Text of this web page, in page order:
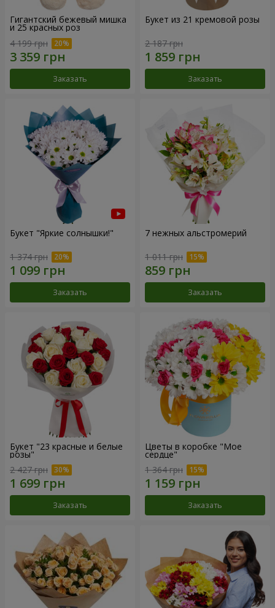
Гигантский бежевый мишка
и 25 красных роз
4 199 грн
Заказать
Букет из 21 кремовой розы
2 187 грн
Заказать
Букет "Яркие солнышки!"
1 374 грн
Заказать
7 нежных альстромерий
1 011 грн
Заказать
Букет "23 красные и белые
розы"
2 427 грн
Заказать
Цветы в коробке "Мое
сердце"
1 364 грн
Заказать